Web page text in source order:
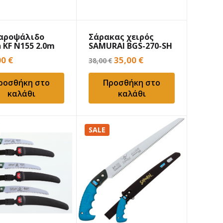
KF N155 2.0m
€
στο
καλάθι
Σάρακας χειρός
SAMURAI BGS-270-SH
38,00€ Original
price
was:
38,00 €.
35,00 €Η
τρέχουσα
τιμή
είναι:
35,00 €.
Προσθήκη στο
καλάθι
SALE